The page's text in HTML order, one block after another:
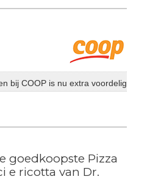
bij COOP is nu extra voordelig
goedkoopste Pizza
e ricotta van Dr.